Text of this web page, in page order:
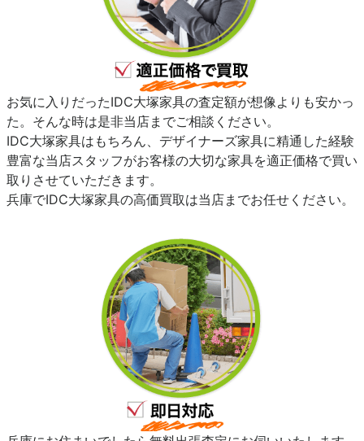
お気に入りだったIDC大塚家具の査定額が想像よりも安かっ
た。そんな時は是非当店までご相談ください。
IDC大塚家具はもちろん、デザイナーズ家具に精通した経験
豊富な当店スタッフがお客様の大切な家具を適正価格で買い
取りさせていただきます。
兵庫でIDC大塚家具の高価買取は当店までお任せください。